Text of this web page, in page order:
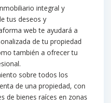
integral y
tus deseos y
web te ayudará a
de tu propiedad
también a ofrecer tu
sobre todos los
de una propiedad, con
de bienes raíces en zonas